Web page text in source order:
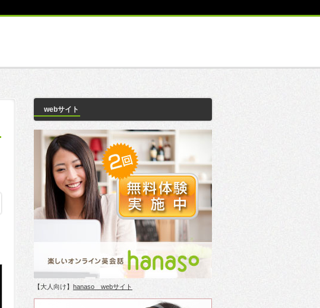
webサイト
【大人向け】 hanaso webサイト